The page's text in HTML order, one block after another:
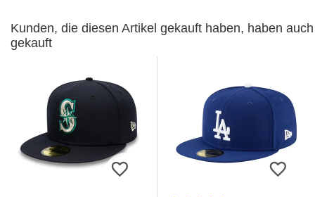
Kunden, die diesen Artikel gekauft haben, haben auch
gekauft